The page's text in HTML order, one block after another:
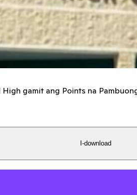
gamit ang Points na
I-download